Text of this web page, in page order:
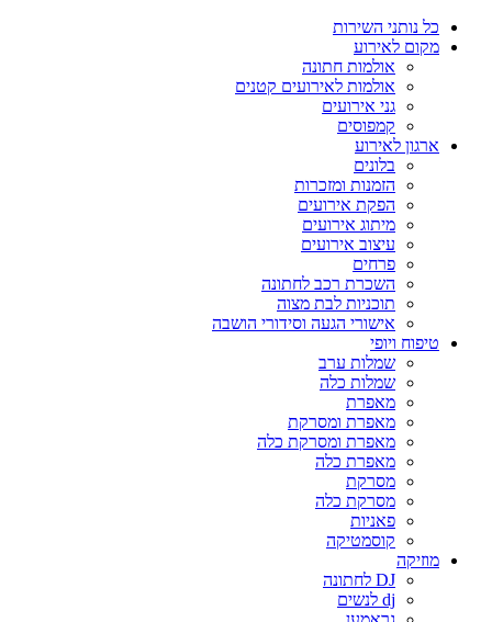
כל נותני השירות
מקום לאירוע
אולמות חתונה
אולמות לאירועים קטנים
גני אירועים
קמפוסים
ארגון לאירוע
בלונים
הזמנות ומזכרות
הפקת אירועים
מיתוג אירועים
עיצוב אירועים
פרחים
השכרת רכב לחתונה
תוכניות לבת מצוה
אישורי הגעה וסידורי הושבה
טיפוח ויופי
שמלות ערב
שמלות כלה
מאפרת
מאפרת ומסרקת
מאפרת ומסרקת כלה
מאפרת כלה
מסרקת
מסרקת כלה
פאניות
קוסמטיקה
מוזיקה
DJ לחתונה
dj לנשים